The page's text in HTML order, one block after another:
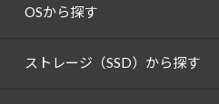
OSから探す
ストレージ（SSD）から探す